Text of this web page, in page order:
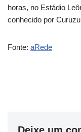
horas, no Estádio
conhecido por
Fonte: aRede